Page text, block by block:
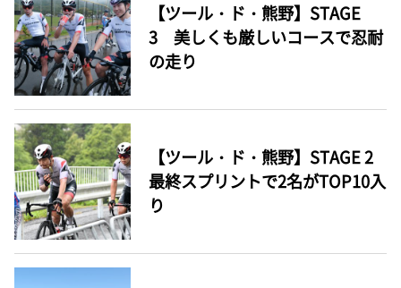
【ツール・ド・熊野】STAGE
3 美しくも厳しいコースで忍耐
の走り
【ツール・ド・熊野】STAGE 2
最終スプリントで2名がTOP10入
り